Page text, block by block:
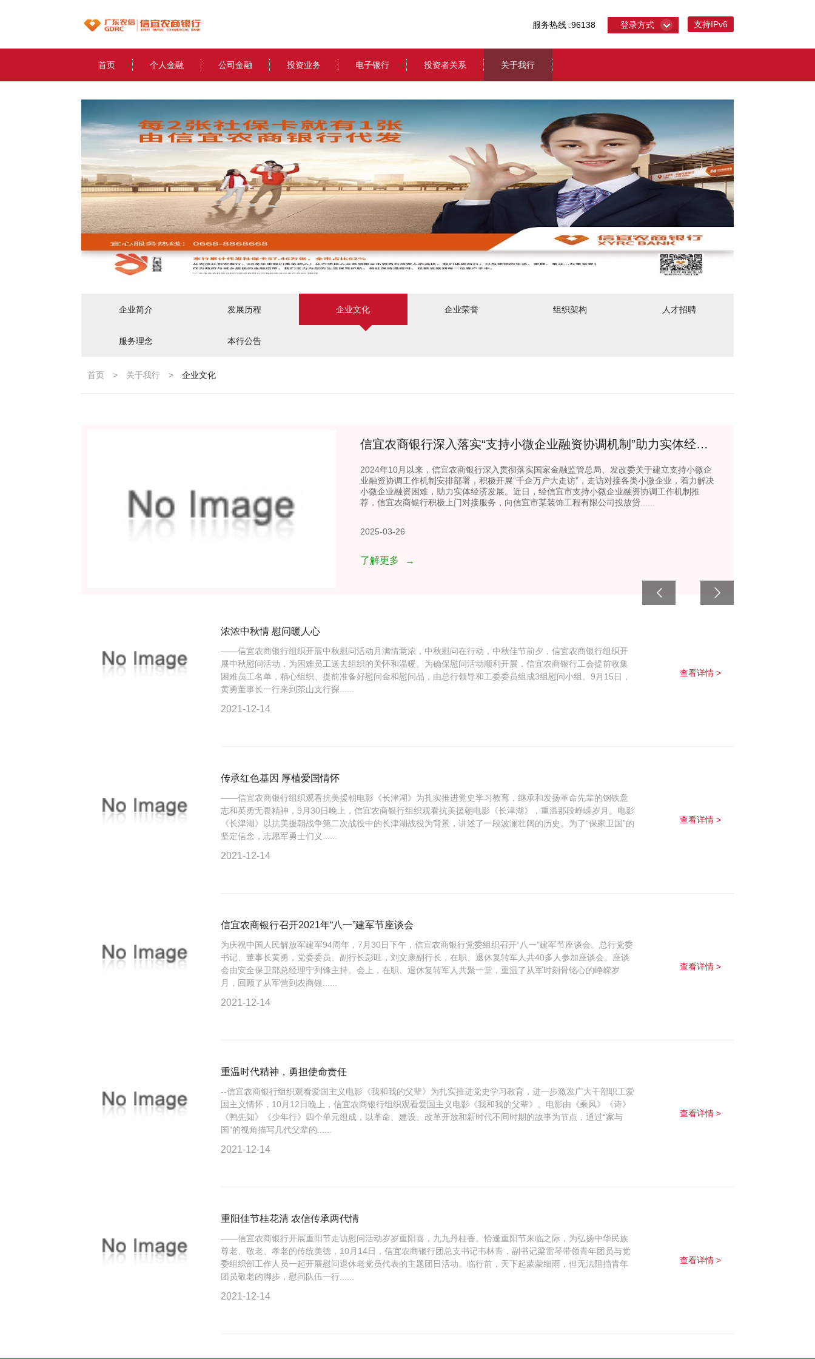
服务热线 :96138 登录方式 支持IPv6
首页 个人金融 公司金融 投资业务 电子银行 投资者关系 关于我行
企业简介 发展历程 企业文化 企业荣誉 组织架构 人才招聘
服务理念 本行公告
首页 > 关于我行 > 企业文化
信宜农商银行深入落实“支持小微企业融资协调机制”助力实体经济发展
2024年10月以来，信宜农商银行深入贯彻落实国家金融监管总局、发改委关于建立支持小微企
业融资协调工作机制安排部署，积极开展“千企万户大走访”，走访对接各类小微企业，着力解决
小微企业融资困难，助力实体经济发展。近日，经信宜市支持小微企业融资协调工作机制推
荐，信宜农商银行积极上门对接服务，向信宜市某装饰工程有限公司投放贷......
2025-03-26
了解更多 →
浓浓中秋情 慰问暖人心
——信宜农商银行组织开展中秋慰问活动月满情意浓，中秋慰问在行动，中秋佳节前夕，信宜农商银行组织开
展中秋慰问活动，为困难员工送去组织的关怀和温暖。为确保慰问活动顺利开展，信宜农商银行工会提前收集
困难员工名单，精心组织、提前准备好慰问金和慰问品，由总行领导和工委委员组成3组慰问小组。9月15日，
黄勇董事长一行来到茶山支行探......
2021-12-14
查看详情 >
传承红色基因 厚植爱国情怀
——信宜农商银行组织观看抗美援朝电影《长津湖》为扎实推进党史学习教育，继承和发扬革命先辈的钢铁意
志和英勇无畏精神，9月30日晚上，信宜农商银行组织观看抗美援朝电影《长津湖》，重温那段峥嵘岁月。电影
《长津湖》以抗美援朝战争第二次战役中的长津湖战役为背景，讲述了一段波澜壮阔的历史。为了“保家卫国”的
坚定信念，志愿军勇士们义......
2021-12-14
查看详情 >
信宜农商银行召开2021年“八一”建军节座谈会
为庆祝中国人民解放军建军94周年，7月30日下午，信宜农商银行党委组织召开“八一”建军节座谈会。总行党委
书记、董事长黄勇，党委委员、副行长彭旺，刘文康副行长，在职、退休复转军人共40多人参加座谈会。座谈
会由安全保卫部总经理宁列锋主持。会上，在职、退休复转军人共聚一堂，重温了从军时刻骨铭心的峥嵘岁
月，回顾了从军营到农商银......
2021-12-14
查看详情 >
重温时代精神，勇担使命责任
--信宜农商银行组织观看爱国主义电影《我和我的父辈》为扎实推进党史学习教育，进一步激发广大干部职工爱
国主义情怀，10月12日晚上，信宜农商银行组织观看爱国主义电影《我和我的父辈》。电影由《乘风》《诗》
《鸭先知》《少年行》四个单元组成，以革命、建设、改革开放和新时代不同时期的故事为节点，通过“家与
国”的视角描写几代父辈的......
2021-12-14
查看详情 >
重阳佳节桂花清 农信传承两代情
——信宜农商银行开展重阳节走访慰问活动岁岁重阳喜，九九丹桂香。恰逢重阳节来临之际，为弘扬中华民族
尊老、敬老、孝老的传统美德，10月14日，信宜农商银行团总支书记韦林青，副书记梁雷琴带领青年团员与党
委组织部工作人员一起开展慰问退休老党员代表的主题团日活动。临行前，天下起蒙蒙细雨，但无法阻挡青年
团员敬老的脚步，慰问队伍一行......
2021-12-14
查看详情 >